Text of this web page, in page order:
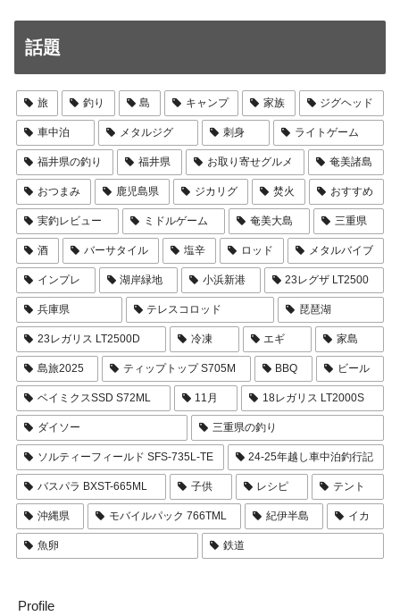
話題
旅 釣り 島 キャンプ 家族 ジグヘッド
車中泊 メタルジグ 刺身 ライトゲーム
福井県の釣り 福井県 お取り寄せグルメ 奄美諸島
おつまみ 鹿児島県 ジカリグ 焚火 おすすめ
実釣レビュー ミドルゲーム 奄美大島 三重県
酒 バーサタイル 塩辛 ロッド メタルバイブ
インプレ 湖岸緑地 小浜新港 23レグザ LT2500
兵庫県 テレスコロッド 琵琶湖
23レガリス LT2500D 冷凍 エギ 家島
島旅2025 ティップトップ S705M BBQ ビール
ベイミクスSSD S72ML 11月 18レガリス LT2000S
ダイソー 三重県の釣り
ソルティーフィールド SFS-735L-TE 24-25年越し車中泊釣行記
バスパラ BXST-665ML 子供 レシピ テント
沖縄県 モバイルパック 766TML 紀伊半島 イカ
魚卵 鉄道
Profile